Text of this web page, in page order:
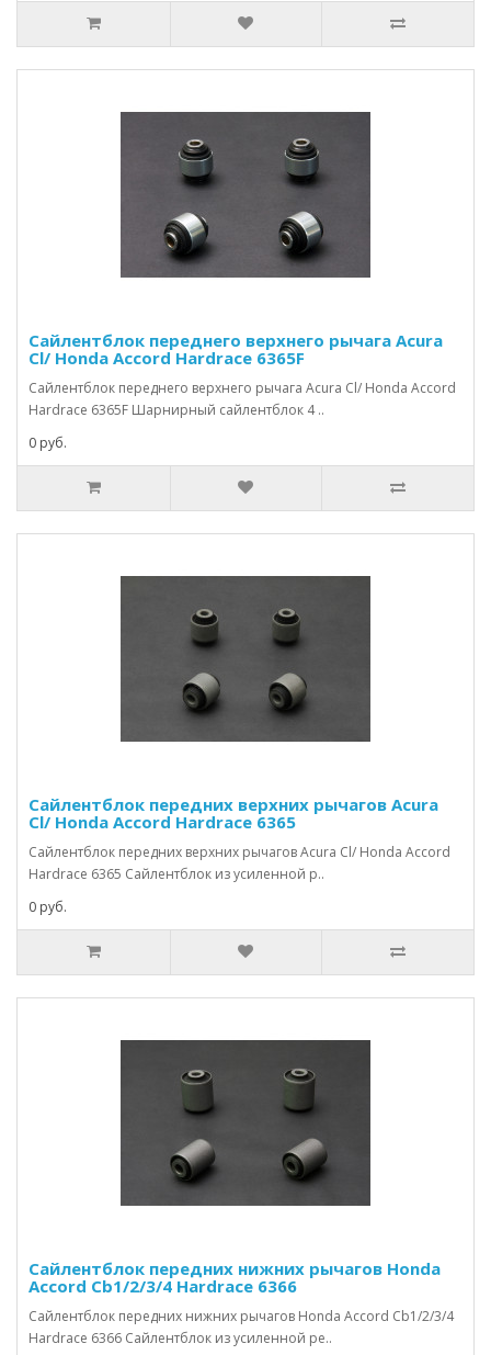
Сайлентблок переднего верхнего рычага Acura
Cl/ Honda Accord Hardrace 6365F
Сайлентблок переднего верхнего рычага Acura Cl/ Honda Accord
Hardrace 6365F Шарнирный сайлентблок 4 ..
0 руб.
Сайлентблок передних верхних рычагов Acura
Cl/ Honda Accord Hardrace 6365
Сайлентблок передних верхних рычагов Acura Cl/ Honda Accord
Hardrace 6365 Сайлентблок из усиленной р..
0 руб.
Сайлентблок передних нижних рычагов Honda
Accord Cb1/2/3/4 Hardrace 6366
Сайлентблок передних нижних рычагов Honda Accord Cb1/2/3/4
Hardrace 6366 Сайлентблок из усиленной ре..